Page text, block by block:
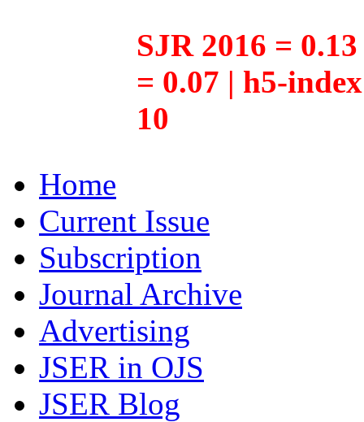
SJR 2016 =
= 0.07 | h5-
10
Home
Current Issue
Subscription
Journal Archive
Advertising
JSER in OJS
JSER Blog